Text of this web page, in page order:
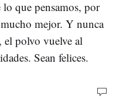
que pensamos, por
mejor. Y nunca
el polvo vuelve al
Sean felices.